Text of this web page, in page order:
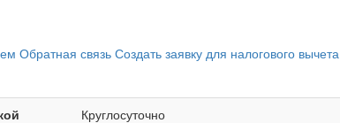
Обратная связь Создать заявку для налогового вычета
Круглосуточно